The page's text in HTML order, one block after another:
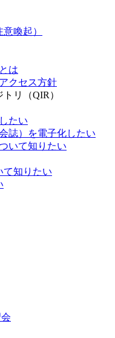
喚起）
は
クセス方針
リ（QIR）
たい
誌）を電子化したい
いて知りたい
て知りたい